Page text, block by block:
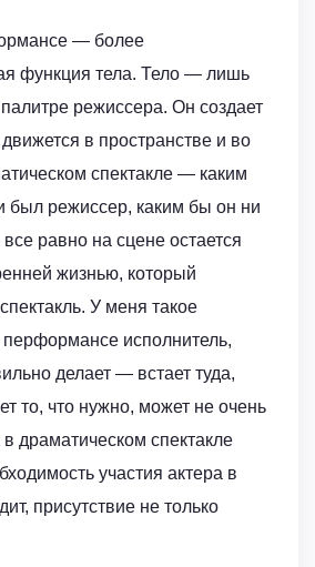
— более
функция тела. Тело — лишь
режиссера. Он создает
движется в пространстве и во
спектакле — каким
был режиссер, каким бы он ни
равно на сцене остается
жизнью, который
У меня такое
исполнитель,
делает — встает туда,
то, что нужно, может не очень
драматическом спектакле
участия актера в
присутствие не только